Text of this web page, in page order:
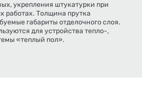
укрепления штукатурки при
работах. Толщина прутка
габариты отделочного слоя.
для устройства тепло-,
«теплый пол».